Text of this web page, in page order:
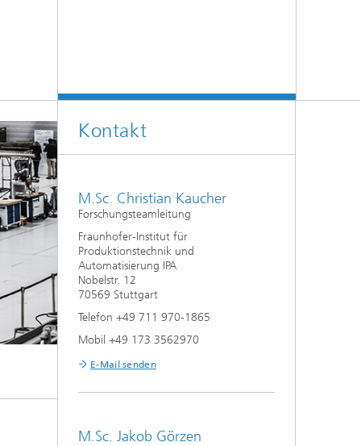
Kontakt
M.Sc. Christian Kaucher
Forschungsteamleitung
Fraunhofer-Institut für
Produktionstechnik und
Automatisierung IPA
Nobelstr. 12
70569 Stuttgart
Telefon +49 711 970-1865
Mobil +49 173 3562970
E-Mail senden
M.Sc. Jakob Görzen